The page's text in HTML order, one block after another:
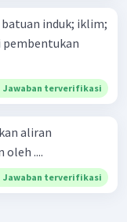
Jawaban terverifikasi
aliran
oleh ....
Jawaban terverifikasi